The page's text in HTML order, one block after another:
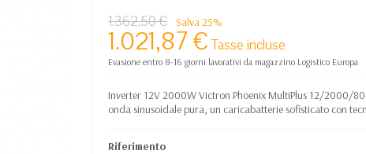
1.362,50 € Salva 25%
1.021,87 € Tasse incluse
Evasione entro 8-16 giorni lavorativi da magazzino Logistico Europa
Inverter 12V 2000W Victron Phoenix MultiPlus 12/2000/
onda sinusoidale pura, un caricabatterie sofisticato con
Riferimento